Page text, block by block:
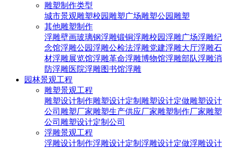
雕塑制作类型
城市景观雕塑校园雕塑广场雕塑公园雕塑
其他雕塑制作
浮雕壁画玻璃钢浮雕锻铜浮雕校园浮雕广场浮雕纪
念馆浮雕公园浮雕公检法浮雕党建浮雕大厅浮雕石
材浮雕展览馆浮雕革命浮雕博物馆浮雕部队浮雕消
防浮雕医院浮雕图书馆浮雕
园林景观工程
雕塑景观工程
雕塑设计制作雕塑设计定制 雕塑设计定做雕塑设计
公司 雕塑厂家雕塑生产供应厂家雕塑制作厂家雕塑
公司 雕塑设计定制公司
浮雕景观工程
浮雕设计制作浮雕设计定制 浮雕设计定做浮雕设计